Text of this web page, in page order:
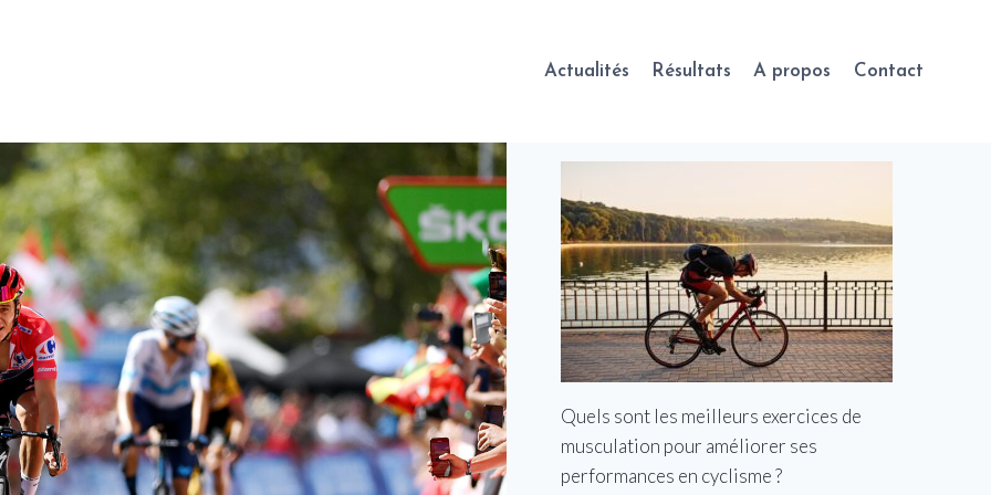
Actualités Résultats A propos Contact
Quels sont les meilleurs exercices de
musculation pour améliorer ses
performances en cyclisme ?